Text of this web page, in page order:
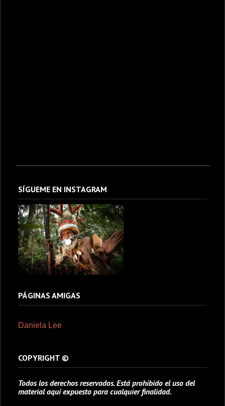
SÍGUEME EN INSTAGRAM
PÁGINAS AMIGAS
Daniela Lee
COPYRIGHT ©
Todos los derechos reservados. Está prohibido el uso del
material aquí expuesto para cualquier finalidad.